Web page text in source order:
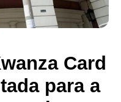
Card
para a